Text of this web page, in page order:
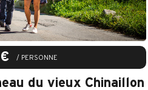
/ PERSONNE
du vieux Chinaillon